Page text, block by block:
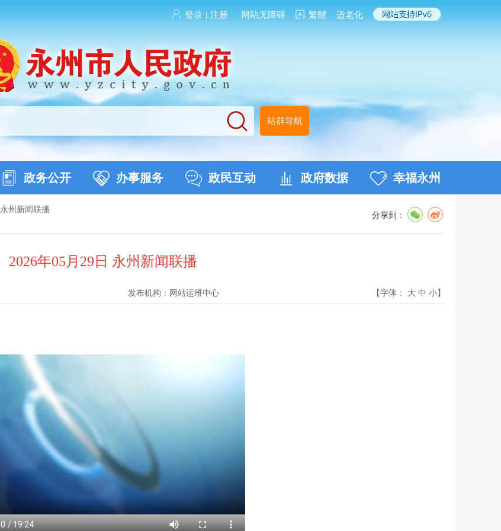
登录 | 注册 网站无障碍 繁體 适老化
站群导航
政务公开 办事服务 政民互动 政府数据 幸福永州
永州新闻联播
分享到：
2026年05月29日 永州新闻联播
发布机构： 网站运维中心 【字体： 大 中 小】